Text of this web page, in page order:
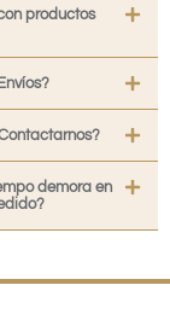
productos
demora en